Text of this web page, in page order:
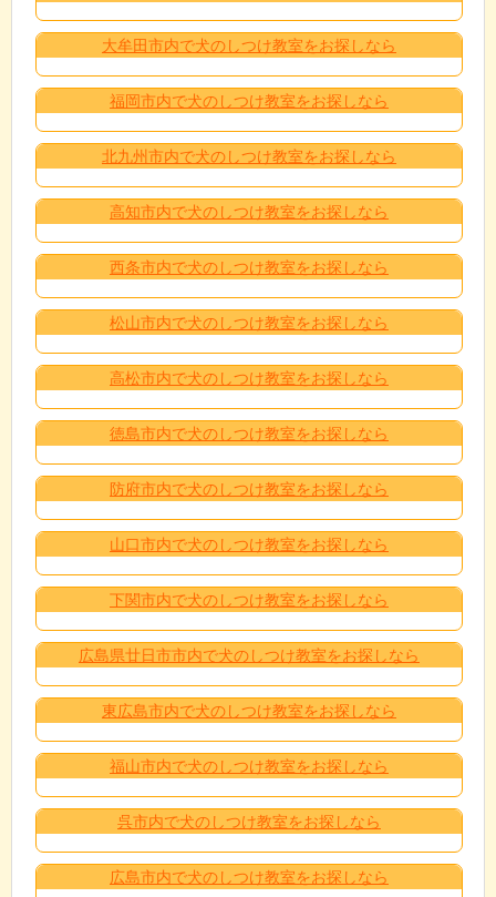
大牟田市内で犬のしつけ教室をお探しなら
福岡市内で犬のしつけ教室をお探しなら
北九州市内で犬のしつけ教室をお探しなら
高知市内で犬のしつけ教室をお探しなら
西条市内で犬のしつけ教室をお探しなら
松山市内で犬のしつけ教室をお探しなら
高松市内で犬のしつけ教室をお探しなら
徳島市内で犬のしつけ教室をお探しなら
防府市内で犬のしつけ教室をお探しなら
山口市内で犬のしつけ教室をお探しなら
下関市内で犬のしつけ教室をお探しなら
広島県廿日市市内で犬のしつけ教室をお探しなら
東広島市内で犬のしつけ教室をお探しなら
福山市内で犬のしつけ教室をお探しなら
呉市内で犬のしつけ教室をお探しなら
広島市内で犬のしつけ教室をお探しなら